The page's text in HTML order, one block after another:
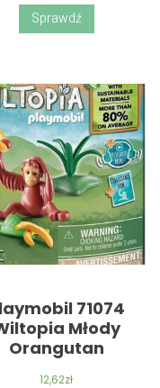
Sprawdź
71074
Młody
Orangutan
12,62zł